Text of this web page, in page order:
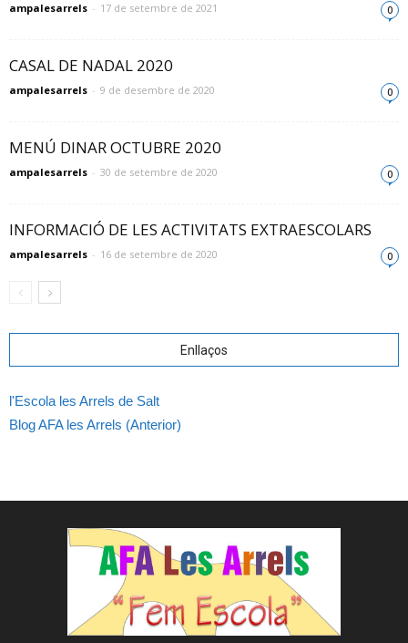
ampalesarrels - 17 de setembre de 2021 0
CASAL DE NADAL 2020
ampalesarrels - 9 de desembre de 2020 0
MENÚ DINAR OCTUBRE 2020
ampalesarrels - 30 de setembre de 2020 0
INFORMACIÓ DE LES ACTIVITATS EXTRAESCOLARS
ampalesarrels - 16 de setembre de 2020 0
Enllaços
l'Escola les Arrels de Salt
Blog AFA les Arrels (Anterior)